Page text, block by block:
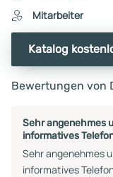
Mitarbeiter
Katalog
Bewertungen von
Sehr angenehmes
informatives
Sehr angenehmes
informatives